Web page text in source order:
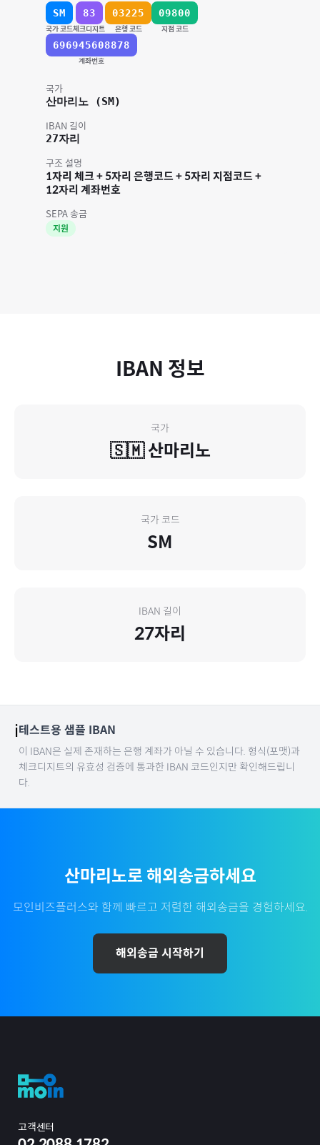
SM
국가 코드
83
체크디지트
03225
은행 코드
09800
지점 코드
696945608878
계좌번호
국가
산마리노 (SM)
IBAN 길이
27자리
구조 설명
1자리 체크 + 5자리 은행코드 + 5자리 지점코드 +
12자리 계좌번호
SEPA 송금
지원
IBAN 정보
국가
🇸🇲 산마리노
국가 코드
SM
IBAN 길이
27자리
ℹ️테스트용 샘플 IBAN
이 IBAN은 실제 존재하는 은행 계좌가 아닐 수 있습니다. 형식(포맷)과
체크디지트의 유효성 검증에 통과한 IBAN 코드인지만 확인해드립니
다.
산마리노로 해외송금하세요
모인비즈플러스와 함께 빠르고 저렴한 해외송금을 경험하세요.
해외송금 시작하기
고객센터